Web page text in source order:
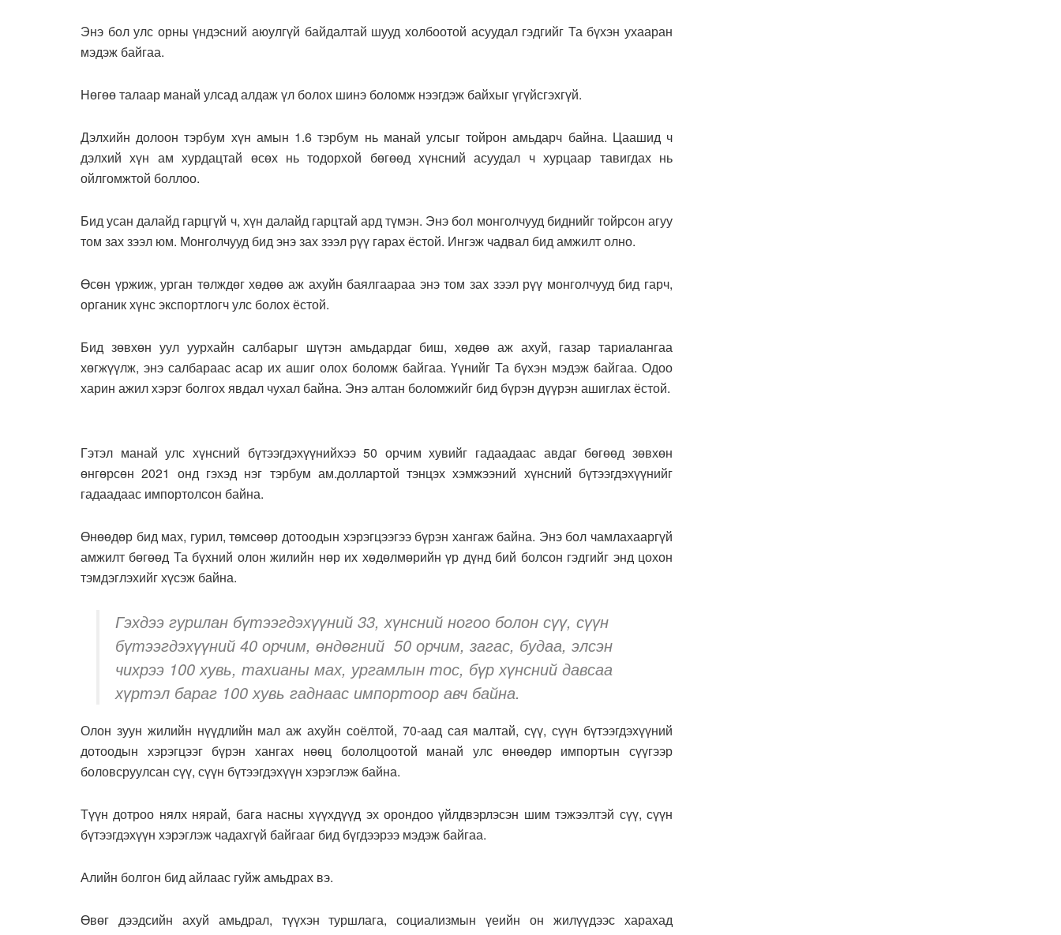
Энэ бол улс орны үндэсний аюулгүй байдалтай шууд холбоотой асуудал гэдгийг Та бүхэн ухааран
мэдэж байгаа.
Нөгөө талаар манай улсад алдаж үл болох шинэ боломж нээгдэж байхыг үгүйсгэхгүй.
Дэлхийн долоон тэрбум хүн амын 1.6 тэрбум нь манай улсыг тойрон амьдарч байна. Цаашид ч
дэлхий хүн ам хурдацтай өсөх нь тодорхой бөгөөд хүнсний асуудал ч хурцаар тавигдах нь
ойлгомжтой боллоо.
Бид усан далайд гарцгүй ч, хүн далайд гарцтай ард түмэн. Энэ бол монголчууд биднийг тойрсон агуу
том зах зээл юм. Монголчууд бид энэ зах зээл рүү гарах ёстой. Ингэж чадвал бид амжилт олно.
Өсөн үржиж, урган төлждөг хөдөө аж ахуйн баялгаараа энэ том зах зээл рүү монголчууд бид гарч,
органик хүнс экспортлогч улс болох ёстой.
Бид зөвхөн уул уурхайн салбарыг шүтэн амьдардаг биш, хөдөө аж ахуй, газар тариалангаа
хөгжүүлж, энэ салбараас асар их ашиг олох боломж байгаа. Үүнийг Та бүхэн мэдэж байгаа. Одоо
харин ажил хэрэг болгох явдал чухал байна. Энэ алтан боломжийг бид бүрэн дүүрэн ашиглах ёстой.
Гэтэл манай улс хүнсний бүтээгдэхүүнийхээ 50 орчим хувийг гадаадаас авдаг бөгөөд зөвхөн
өнгөрсөн 2021 онд гэхэд нэг тэрбум ам.доллартой тэнцэх хэмжээний хүнсний бүтээгдэхүүнийг
гадаадаас импортолсон байна.
Өнөөдөр бид мах, гурил, төмсөөр дотоодын хэрэгцээгээ бүрэн хангаж байна. Энэ бол чамлахааргүй
амжилт бөгөөд Та бүхний олон жилийн нөр их хөдөлмөрийн үр дүнд бий болсон гэдгийг энд цохон
тэмдэглэхийг хүсэж байна.
Гэхдээ гурилан бүтээгдэхүүний 33, хүнсний ногоо болон сүү, сүүн
бүтээгдэхүүний 40 орчим, өндөгний 50 орчим, загас, будаа, элсэн
чихрээ 100 хувь, тахианы мах, ургамлын тос, бүр хүнсний давсаа
хүртэл бараг 100 хувь гаднаас импортоор авч байна.
Олон зуун жилийн нүүдлийн мал аж ахуйн соёлтой, 70-аад сая малтай, сүү, сүүн бүтээгдэхүүний
дотоодын хэрэгцээг бүрэн хангах нөөц бололцоотой манай улс өнөөдөр импортын сүүгээр
боловсруулсан сүү, сүүн бүтээгдэхүүн хэрэглэж байна.
Түүн дотроо нялх нярай, бага насны хүүхдүүд эх орондоо үйлдвэрлэсэн шим тэжээлтэй сүү, сүүн
бүтээгдэхүүн хэрэглэж чадахгүй байгааг бид бүгдээрээ мэдэж байгаа.
Алийн болгон бид айлаас гуйж амьдрах вэ.
Өвөг дээдсийн ахуй амьдрал, түүхэн туршлага, социализмын үеийн он жилүүдээс харахад